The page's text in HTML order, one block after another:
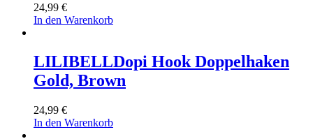
24,99 €
In den Warenkorb
LILIBELLDopi Hook Doppelhaken
Gold, Brown
24,99 €
In den Warenkorb